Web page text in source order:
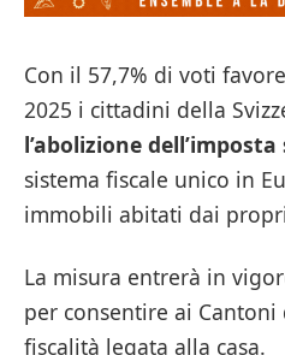
Con il 57,7% di voti
2025 i cittadini della
l’abolizione
sistema fiscale unico in
immobili abitati dai
La misura entrerà in
per consentire ai
fiscalità legata alla casa.